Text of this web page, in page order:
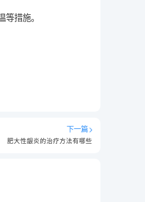
措施。
下一篇
肥大性龈炎的治疗方法有哪些